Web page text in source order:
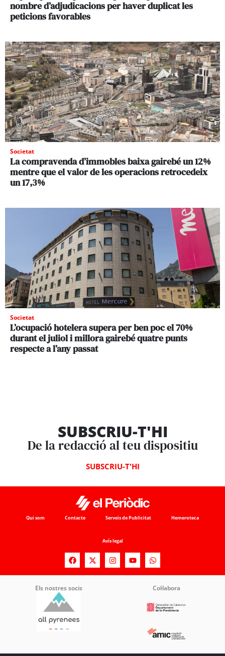
nombre d’adjudicacions per haver duplicat les
peticions favorables
Societat
La compravenda d’immobles baixa gairebé un 12%
mentre que el valor de les operacions retrocedeix
un 17,3%
Societat
L’ocupació hotelera supera per ben poc el 70%
durant el juliol i millora gairebé quatre punts
respecte a l’any passat
SUBSCRIU-T'HI
De la redacció al teu dispositiu
SUBSCRIU-T'HI
Qui som Contacte Serveis de Publicitat Hemeroteca
Avís legal
Els nostres socis Col·labora